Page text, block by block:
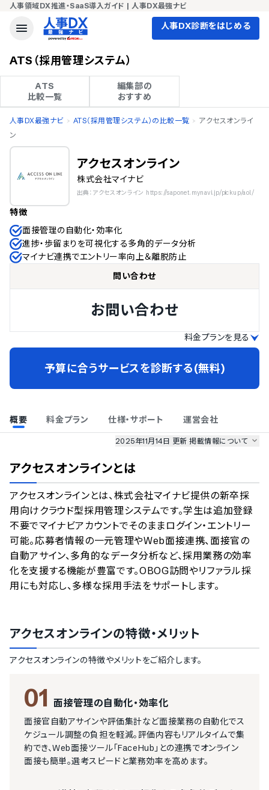
人事領域DX推進・SaaS導入ガイド | 人事DX最強ナビ
人事DX診断をはじめる
ATS（採用管理システム）
ATS
比較一覧
編集部の
おすすめ
人事DX最強ナビ ATS（採用管理システム）の比較一覧
アクセスオンライ
ン
アクセスオンライン
株式会社マイナビ
出典：アクセスオンライン https://saponet.mynavi.jp/pickup/aol/
特徴
面接管理の自動化・効率化
進捗・歩留まりを可視化する多角的データ分析
マイナビ連携でエントリー率向上＆離脱防止
問い合わせ
お問い合わせ
料金プランを見る
予算に合うサービスを診断する(無料)
概要 料金プラン 仕様・サポート 運営会社
2025年11月14日 更新掲載情報について
のサービス情報は、
のサービスデータを参照しています。
情報更新者： 人事DX最強ナビ 編集部 情報取得元 掲載修正依頼
アクセスオンラインとは
アクセスオンラインとは、株式会社マイナビ提供の新卒採
用向けクラウド型採用管理システムです。学生は追加登録
不要でマイナビアカウントでそのままログイン・エントリー
可能。応募者情報の一元管理やWeb面接連携、面接官の
自動アサイン、多角的なデータ分析など、採用業務の効率
化を支援する機能が豊富です。OBOG訪問やリファラル採
用にも対応し、多様な採用手法をサポートします。
アクセスオンラインの特徴・メリット
アクセスオンラインの特徴やメリットをご紹介します。
01 面接管理の自動化・効率化
面接官自動アサインや評価集計など面接業務の自動化でス
ケジュール調整の負担を軽減。評価内容もリアルタイムで集
約でき、Web面接ツール「FaceHub」との連携でオンライン
面接も簡単。選考スピードと業務効率を高めます。